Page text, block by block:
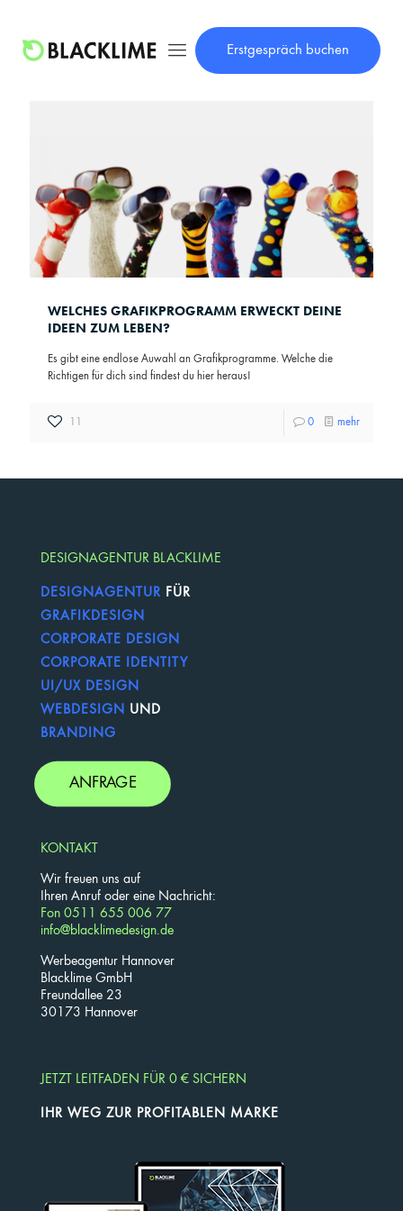
Erstgespräch buchen
WELCHES GRAFIKPROGRAMM ERWECKT DEINE
IDEEN ZUM LEBEN?
Es gibt eine endlose Auwahl an Grafikprogramme. Welche die
Richtigen für dich sind findest du hier heraus!
0 mehr
DESIGNAGENTUR BLACKLIME
DESIGNAGENTUR FÜR
GRAFIKDESIGN
CORPORATE DESIGN
CORPORATE IDENTITY
UI/UX DESIGN
WEBDESIGN UND
BRANDING
ANFRAGE
KONTAKT
Wir freuen uns auf
Ihren Anruf oder eine Nachricht:
Fon 0511 655 006 77
info@blacklimedesign.de
Werbeagentur Hannover
Blacklime GmbH
Freundallee 23
30173 Hannover
JETZT LEITFADEN FÜR 0 € SICHERN
IHR WEG ZUR PROFITABLEN MARKE